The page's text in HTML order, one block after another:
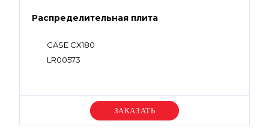
Распределительная плита
CASE CX180
LR00573
Уточняйте цену